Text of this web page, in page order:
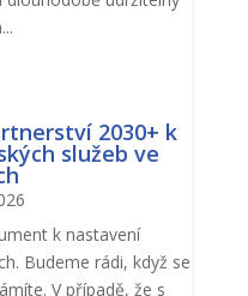
2030+ k
služeb ve
k nastavení
Budeme rádi, když se
V případě, že s